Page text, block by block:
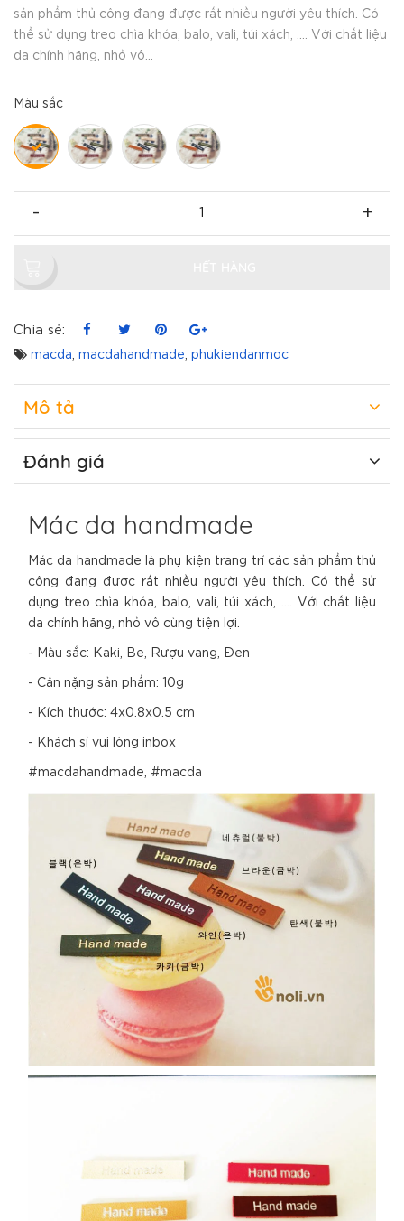
sản phẩm thủ công đang được rất nhiều người yêu thích. Có
thể sử dụng treo chìa khóa, balo, vali, túi xách, .... Với chất liệu
da chính hãng, nhỏ vô...
Màu sắc
- +
Chia sẻ:
macda macdahandmade phukiendanmoc
Mô tả
Đánh giá
Mác da handmade
Mác da handmade là phụ kiện trang trí các sản phẩm thủ
công đang được rất nhiều người yêu thích. Có thể sử
dụng treo chìa khóa, balo, vali, túi xách, .... Với chất liệu
da chính hãng, nhỏ vô cùng tiện lợi.
- Màu sắc: Kaki, Be, Rượu vang, Đen
- Cân nặng sản phẩm: 10g
- Kích thước: 4x0.8x0.5 cm
- Khách sỉ vui lòng inbox
#macdahandmade, #macda